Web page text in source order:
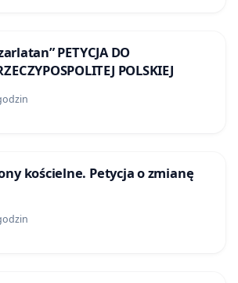
PETYCJA DO
POLSKIEJ
kościelne. Petycja o zmianę